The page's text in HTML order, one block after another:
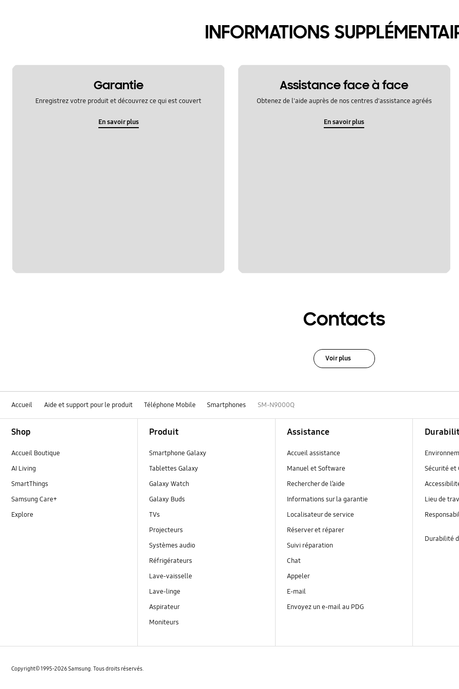
sns
INFORMATIONS
Garantie
Enregistrez votre produit et découvrez ce qui est couvert
En savoir plus
Assistance face à face
Obtenez de l'aide auprès de nos centres d'assistance agréés
En savoir plus
Contacts
Voir plus
Accueil Aide et support pour le produit Téléphone Mobile Smartphones SM-N9000Q
Shop
Accueil Boutique
AI Living
SmartThings
Samsung Care+
Explore
Produit
Smartphone Galaxy
Tablettes Galaxy
Galaxy Watch
Galaxy Buds
TVs
Projecteurs
Systèmes audio
Réfrigérateurs
Lave-vaisselle
Lave-linge
Aspirateur
Moniteurs
Assistance
Accueil assistance
Manuel et Software
Rechercher de l’aide
Informations sur la garantie
Localisateur de service
Réserver et réparer
Suivi réparation
Chat
Appeler
E-mail
Envoyez un e-mail au PDG
Sécurité et
Lieu de
Durabilité
Copyright© 1995-2026 Samsung. Tous droits réservés.